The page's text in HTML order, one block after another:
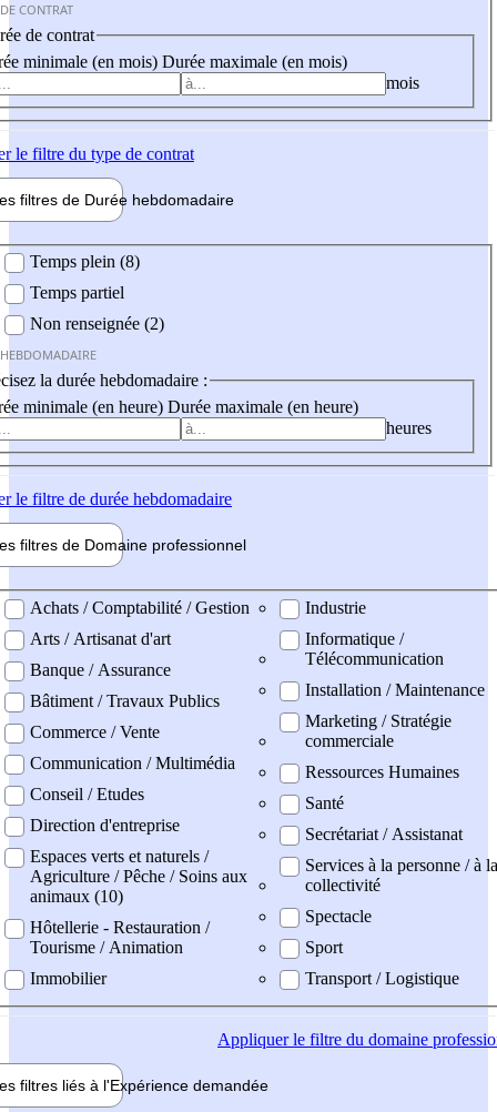
CONTRAT
de contrat
minimale (en mois) Durée maximale (en mois)
mois
le filtre du type de contrat
filtres de Durée hebdomadaire
Temps plein (8)
Temps partiel
Non renseignée (2)
la durée hebdomadaire :
minimale (en heure) Durée maximale (en heure)
heures
le filtre de durée hebdomadaire
filtres de Domaine professionnel
professionel
Achats / Comptabilité / Gestion
Arts / Artisanat d'art
Banque / Assurance
Bâtiment / Travaux Publics
Commerce / Vente
Communication / Multimédia
Conseil / Etudes
Direction d'entreprise
Espaces verts et naturels /
Agriculture / Pêche / Soins aux
animaux (10)
Hôtellerie - Restauration /
Tourisme / Animation
Immobilier
Industrie
Informatique /
Télécommunication
Installation / Maintenance
Marketing / Stratégie
commerciale
Ressources Humaines
Santé
Secrétariat / Assistanat
Services à la personne / à la
collectivité
Spectacle
Sport
Transport / Logistique
Appliquerle filtre du domaine
filtres liés à l'Expérience demandée